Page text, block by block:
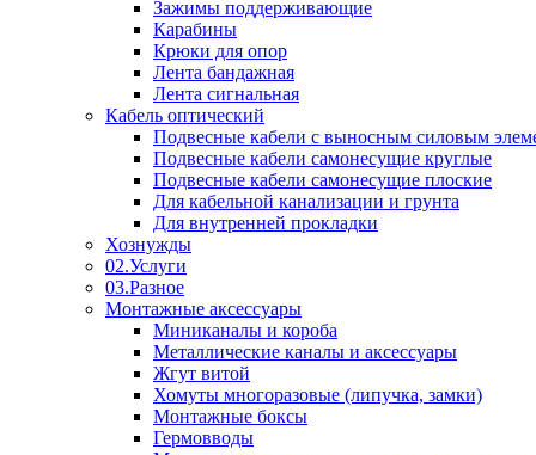
Зажимы поддерживающие
Карабины
Крюки для опор
Лента бандажная
Лента сигнальная
Кабель оптический
Подвесные кабели с выносным силовым
Подвесные кабели самонесущие круглые
Подвесные кабели самонесущие плоские
Для кабельной канализации и грунта
Для внутренней прокладки
Хознужды
02.Услуги
03.Разное
Монтажные аксессуары
Миниканалы и короба
Металлические каналы и аксессуары
Жгут витой
Хомуты многоразовые (липучка, замки)
Монтажные боксы
Гермовводы